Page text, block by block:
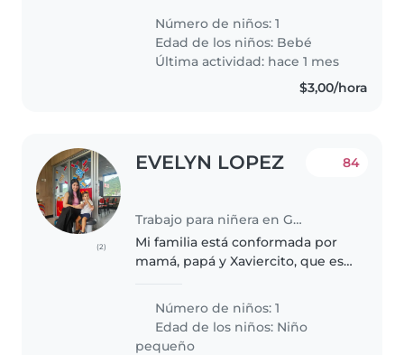
alguien que se sienta cómoda
cocinando y realizando tareas
del hogar en nuestra casa, los..
Número de niños: 1
Edad de los niños: Bebé
Última actividad: hace 1 mes
$3,00/hora
(2)
EVELYN LOPEZ
Trabajo para niñera en Guayaquil
84
Mi familia está conformada por
mamá, papá y Xaviercito, que es
Contamos ya con alguien para
limpieza, por lo que necesitamos
alguien exclusivamente para..
Número de niños: 1
Edad de los niños: Niño
pequeño